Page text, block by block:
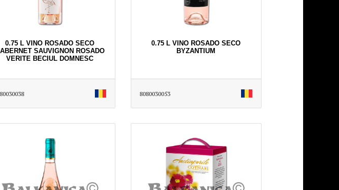
0.75 L VINO ROSADO SECO
SAUVIGNON ROSADO
VERITE BECIUL DOMNESC
0.75 L VINO ROSADO SECO
BYZANTIUM
8080030053